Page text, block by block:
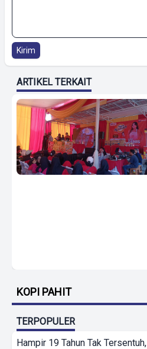
Kirim
ARTIKEL TERKAIT
KOPI PAHIT
TERPOPULER
Hampir 19 Tahun Tak Tersentuh,